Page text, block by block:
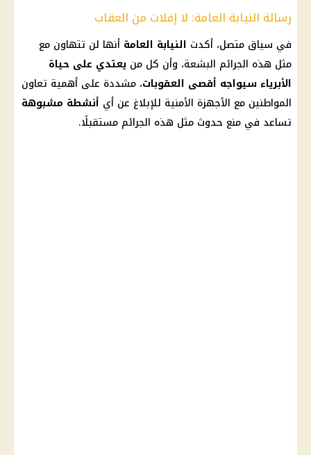
رسالة النيابة العامة: لا إفلات من العقاب
في سياق متصل، أكدت النيابة العامة أنها لن تتهاون مع
مثل هذه الجرائم البشعة، وأن كل من يعتدي على حياة
الأبرياء سيواجه أقصى العقوبات، مشددة على أهمية تعاون
المواطنين مع الأجهزة الأمنية للإبلاغ عن أي أنشطة مشبوهة
تساعد في منع حدوث مثل هذه الجرائم مستقبلًا.